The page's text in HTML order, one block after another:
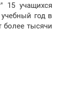
15 учащихся
год в
более тысячи